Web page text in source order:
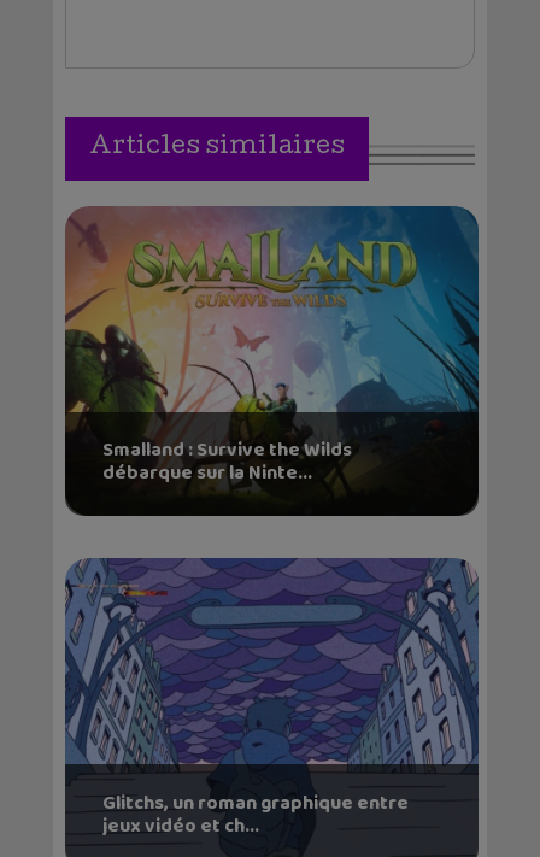
Articles similaires
Smalland : Survive the Wilds
débarque sur la Ninte...
Glitchs, un roman graphique entre
jeux vidéo et ch...